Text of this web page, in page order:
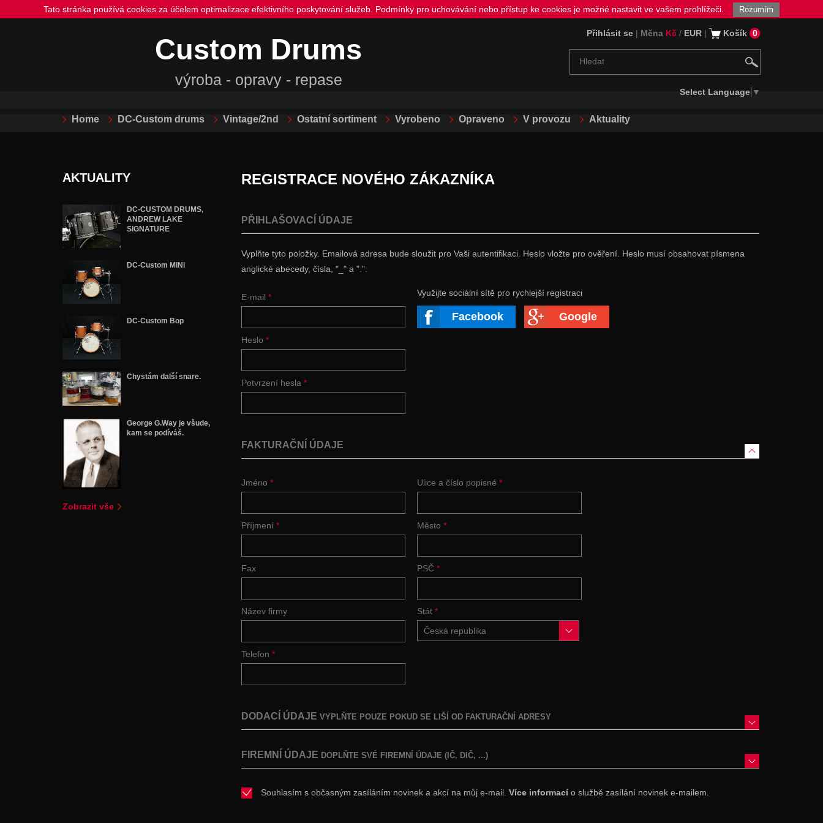
Tato stránka používá cookies za účelem optimalizace efektivního poskytování služeb. Podmínky pro uchovávání nebo přístup ke cookies je možné nastavit ve vašem prohlížeči. Rozumím
Přihlásit se | Měna Kč / EUR | Košík 0
Custom Drums
výroba - opravy - repase
Select Language ▼
Home DC-Custom drums Vintage/2nd Ostatní sortiment Vyrobeno Opraveno V provozu Aktuality
AKTUALITY
DC-CUSTOM DRUMS,
ANDREW LAKE
SIGNATURE
DC-Custom MiNi
DC-Custom Bop
Chystám další snare.
George G.Way je všude,
kam se podíváš.
Zobrazit vše
REGISTRACE NOVÉHO ZÁKAZNÍKA
PŘIHLAŠOVACÍ ÚDAJE
Vyplňte tyto položky. Emailová adresa bude sloužit pro Vaši autentifikaci. Heslo vložte pro ověření. Heslo musí obsahovat písmena
anglické abecedy, čísla, "_" a ".".
E-mail *
Heslo *
Potvrzení hesla *
Využijte sociální sítě pro rychlejší registraci
Facebook Google
FAKTURAČNÍ ÚDAJE
Jméno *
Příjmení *
Fax
Název firmy
Telefon *
Ulice a číslo popisné*
Město*
PSČ*
Stát*
Česká republika
DODACÍ ÚDAJE VYPLŇTE POUZE POKUD SE LIŠÍ OD FAKTURAČNÍ ADRESY
FIREMNÍ ÚDAJE DOPLŇTE SVÉ FIREMNÍ ÚDAJE (IČ, DIČ, ...)
Souhlasím s občasným zasíláním novinek a akcí na můj e-mail. Více informacío službě zasílání novinek e-mailem.